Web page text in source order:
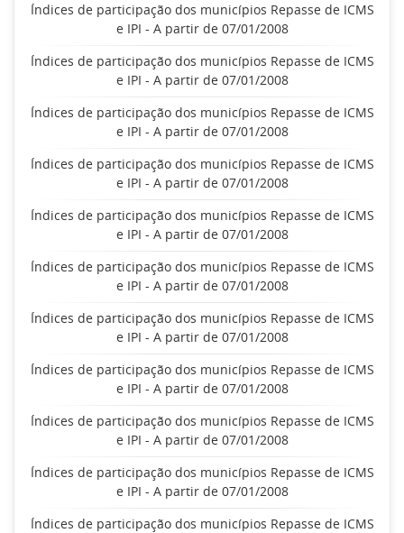
Índices de participação dos municípios Repasse de ICMS
e IPI - A partir de 07/01/2008
Índices de participação dos municípios Repasse de ICMS
e IPI - A partir de 07/01/2008
Índices de participação dos municípios Repasse de ICMS
e IPI - A partir de 07/01/2008
Índices de participação dos municípios Repasse de ICMS
e IPI - A partir de 07/01/2008
Índices de participação dos municípios Repasse de ICMS
e IPI - A partir de 07/01/2008
Índices de participação dos municípios Repasse de ICMS
e IPI - A partir de 07/01/2008
Índices de participação dos municípios Repasse de ICMS
e IPI - A partir de 07/01/2008
Índices de participação dos municípios Repasse de ICMS
e IPI - A partir de 07/01/2008
Índices de participação dos municípios Repasse de ICMS
e IPI - A partir de 07/01/2008
Índices de participação dos municípios Repasse de ICMS
e IPI - A partir de 07/01/2008
Índices de participação dos municípios Repasse de ICMS